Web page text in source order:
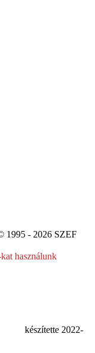
- 2026 SZEF
használunk
készítette 2022-